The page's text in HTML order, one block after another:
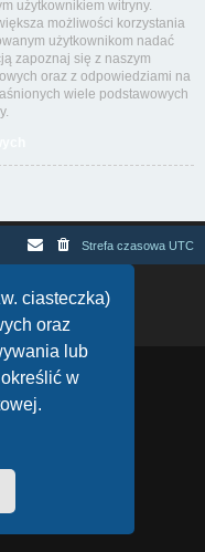
ciasteczka)
oraz
lub
w
użytkownikiem witryny.
możliwości korzystania
użytkownikom nadać
zapoznaj się z naszym
oraz z odpowiedziami na
wiele podstawowych
Strefa czasowa UTC
phpBB.pl
|Regulamin